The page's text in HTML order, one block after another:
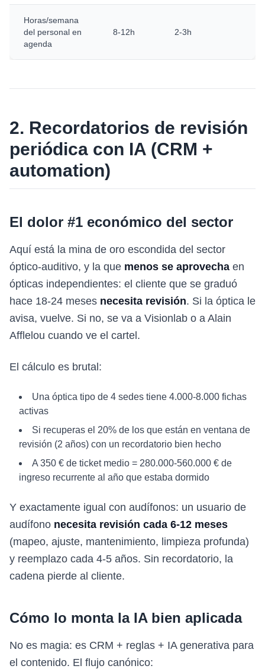
Horas/semana
del personal en
agenda
8-12h 2-3h
2. Recordatorios de revisión
periódica con IA (CRM +
automation)
El dolor #1 económico del sector
Aquí está la mina de oro escondida del sector
óptico-auditivo, y la que menos se aprovecha en
ópticas independientes: el cliente que se graduó
hace 18-24 meses necesita revisión. Si la óptica le
avisa, vuelve. Si no, se va a Visionlab o a Alain
Afflelou cuando ve el cartel.
El cálculo es brutal:
Una óptica tipo de 4 sedes tiene 4.000-8.000 fichas
activas
Si recuperas el 20% de los que están en ventana de
revisión (2 años) con un recordatorio bien hecho
A 350 € de ticket medio = 280.000-560.000 € de
ingreso recurrente al año que estaba dormido
Y exactamente igual con audífonos: un usuario de
audífono necesita revisión cada 6-12 meses
(mapeo, ajuste, mantenimiento, limpieza profunda)
y reemplazo cada 4-5 años. Sin recordatorio, la
cadena pierde al cliente.
Cómo lo monta la IA bien aplicada
No es magia: es CRM + reglas + IA generativa para
el contenido. El flujo canónico: